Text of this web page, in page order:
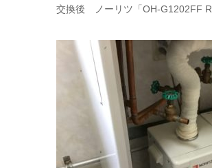
交換後 ノーリツ「OH-G1202FF